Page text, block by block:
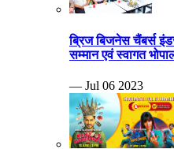
ब्रिज बिजनेस चैंबर्स
सम्मान एवं स्वागत
— Jul 06 2023